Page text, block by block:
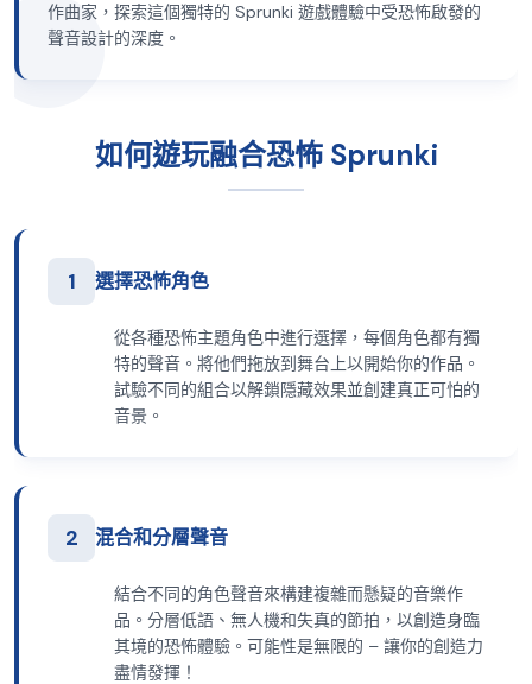
作曲家，探索這個獨特的 Sprunki 遊戲體驗中受恐怖啟發的
聲音設計的深度。
如何遊玩融合恐怖 Sprunki
1 選擇恐怖角色
從各種恐怖主題角色中進行選擇，每個角色都有獨
特的聲音。將他們拖放到舞台上以開始你的作品。
試驗不同的組合以解鎖隱藏效果並創建真正可怕的
音景。
2 混合和分層聲音
結合不同的角色聲音來構建複雜而懸疑的音樂作
品。分層低語、無人機和失真的節拍，以創造身臨
其境的恐怖體驗。可能性是無限的 – 讓你的創造力
盡情發揮！